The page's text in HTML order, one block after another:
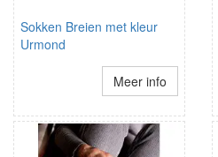
Sokken Breien met kleur
Urmond
Meer info